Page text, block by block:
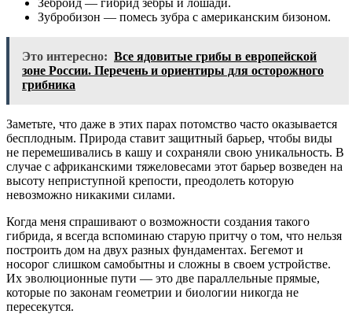
Зубробизон — помесь зубра с американским бизоном.
Это интересно: Все ядовитые грибы в европейской
зоне России. Перечень и ориентиры для осторожного
грибника
Заметьте, что даже в этих парах потомство часто оказывается
бесплодным. Природа ставит защитный барьер, чтобы виды
не перемешивались в кашу и сохраняли свою уникальность. В
случае с африканскими тяжеловесами этот барьер возведен на
высоту неприступной крепости, преодолеть которую
невозможно никакими силами.
Когда меня спрашивают о возможности создания такого
гибрида, я всегда вспоминаю старую притчу о том, что нельзя
построить дом на двух разных фундаментах. Бегемот и
носорог слишком самобытны и сложны в своем устройстве.
Их эволюционные пути — это две параллельные прямые,
которые по законам геометрии и биологии никогда не
пересекутся.